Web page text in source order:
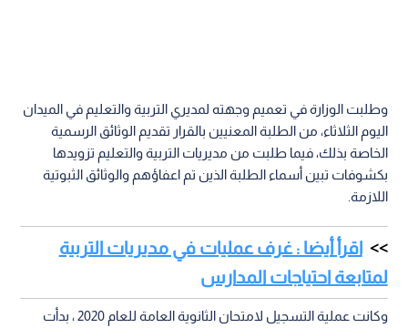
وطلبت الوزارة في تعميم وجهته لمديري التربية والتعليم في الميدان
اليوم الثلاثاء، من الطلبة المعنيين بالقرار تقديم الوثائق الرسمية
الخاصة بذلك، فيما طلبت من مديريات التربية والتعليم تزويدها
بكشوفات تبين أسماء الطلبة الذين تم اعفاؤهم والوثائق الثبوتية
اللازمة.
اقرأ أيضا : غرف عمليات في مديريات التربية
لمتابعة احتياجات المدارس
وكانت عملية التسجيل لامتحان الثانوية العامة للعام 2020 ، بدأت